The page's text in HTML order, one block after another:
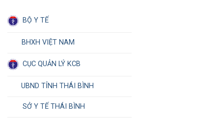
BỘ Y TẾ
BHXH VIỆT NAM
CỤC QUẢN LÝ KCB
UBND TỈNH THÁI BÌNH
SỞ Y TẾ THÁI BÌNH